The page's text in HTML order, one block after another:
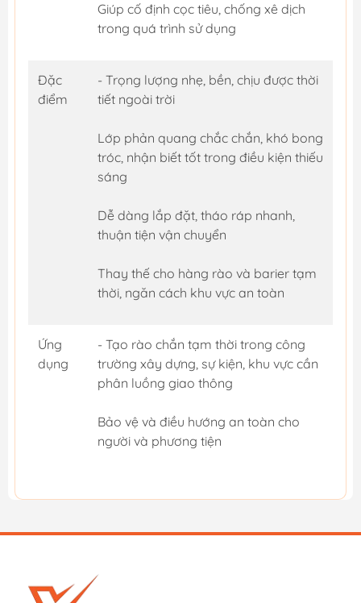
Giúp cố định cọc tiêu, chống xê dịch
trong quá trình sử dụng
Đặc
điểm
- Trọng lượng nhẹ, bền, chịu được thời
tiết ngoài trời
Lớp phản quang chắc chắn, khó bong
tróc, nhận biết tốt trong điều kiện thiếu
sáng
Dễ dàng lắp đặt, tháo ráp nhanh,
thuận tiện vận chuyển
Thay thế cho hàng rào và barier tạm
thời, ngăn cách khu vực an toàn
Ứng
dụng
- Tạo rào chắn tạm thời trong công
trường xây dựng, sự kiện, khu vực cần
phân luồng giao thông
Bảo vệ và điều hướng an toàn cho
người và phương tiện